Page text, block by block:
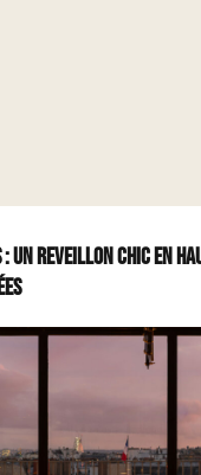
: Un reveillon chic en